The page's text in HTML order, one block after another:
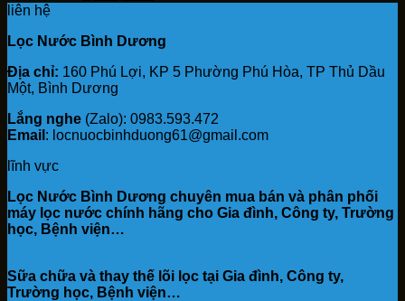
7,450,000₫.là:
liên hệ
Lọc Nước Bình Dương
Địa chỉ: 160 Phú Lợi, KP 5 Phường Phú Hòa, TP Thủ Dầu
Một, Bình Dương
Lắng nghe (Zalo): 0983.593.472
Email : locnuocbinhduong61@gmail.com
lĩnh vực
Lọc Nước Bình Dương chuyên mua bán và phân phối
máy lọc nước chính hãng cho Gia đình, Công ty, Trường
học, Bệnh viện…
Sữa chữa và thay thế lõi lọc tại Gia đình, Công ty,
Trường học, Bệnh viện…